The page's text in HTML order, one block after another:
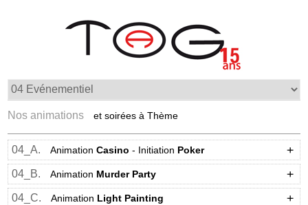
Nos animations et soirées à Thème
04_A. AnimationCasino - Initiation Poker
04_B. Animation Murder Party
04_C. Animation Light Painting